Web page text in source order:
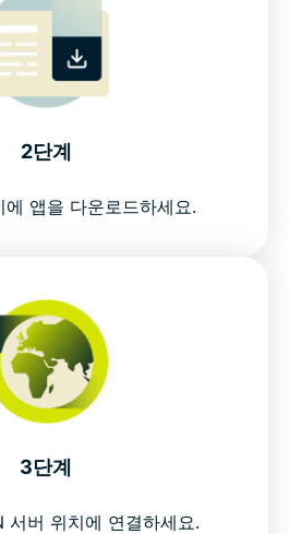
능한 ExpressVPN
아 인터넷 사용자가 신뢰하는
2단계
에 앱을 다운로드하세요.
3단계
서버 위치에 연결하세요.